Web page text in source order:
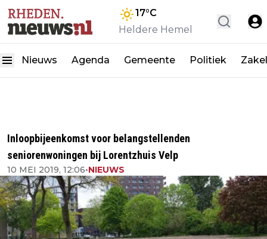
17°C
Heldere Hemel
Nieuws Agenda Gemeente Politiek
Inloopbijeenkomst voor belangstellenden
seniorenwoningen bij Lorentzhuis Velp
10 MEI 2019, 12:06•NIEUWS